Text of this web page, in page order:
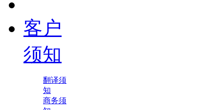
客户
须知
翻译须
知
商务须